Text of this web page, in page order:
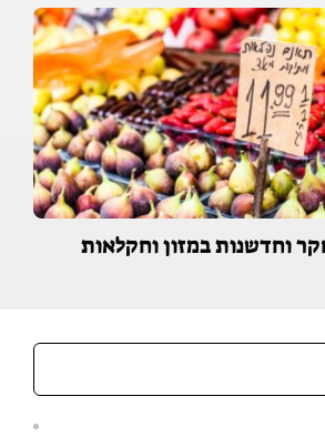
וחדשנות במזון וחקלאות